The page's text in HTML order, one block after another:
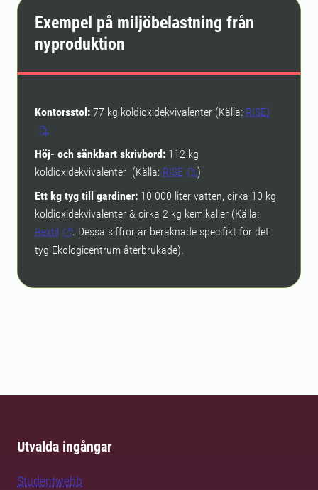
Exempel på miljöbelastning från
nyproduktion
Kontorsstol: 77 kg koldioxidekvivalenter (Källa: RISE)
Höj- och sänkbart skrivbord: 112 kg
koldioxidekvivalenter (Källa: RISE
)
Ett kg tyg till gardiner: 10 000 liter vatten, cirka 10 kg
koldioxidekvivalenter & cirka 2 kg kemikalier (Källa:
Rextil
. Dessa siffror är beräknade specifikt för det
tyg Ekologicentrum återbrukade).
Utvalda ingångar
Studentwebb